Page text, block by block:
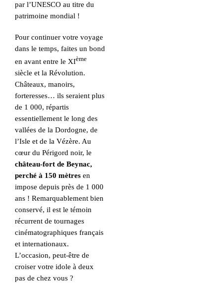
par l’UNESCO au titre du
patrimoine mondial !
Pour continuer votre voyage
dans le temps, faites un bond
en avant entre le XIème
siècle et la Révolution.
Châteaux, manoirs,
forteresses… ils seraient plus
de 1 000, répartis
essentiellement le long des
vallées de la Dordogne, de
l’Isle et de la Vézère. Au
cœur du Périgord noir, le
château-fort de Beynac,
perché à 150 mètres en
impose depuis près de 1 000
ans ! Remarquablement bien
conservé, il est le témoin
récurrent de tournages
cinématographiques français
et internationaux.
L’occasion, peut-être de
croiser votre idole à deux
pas de chez vous ?